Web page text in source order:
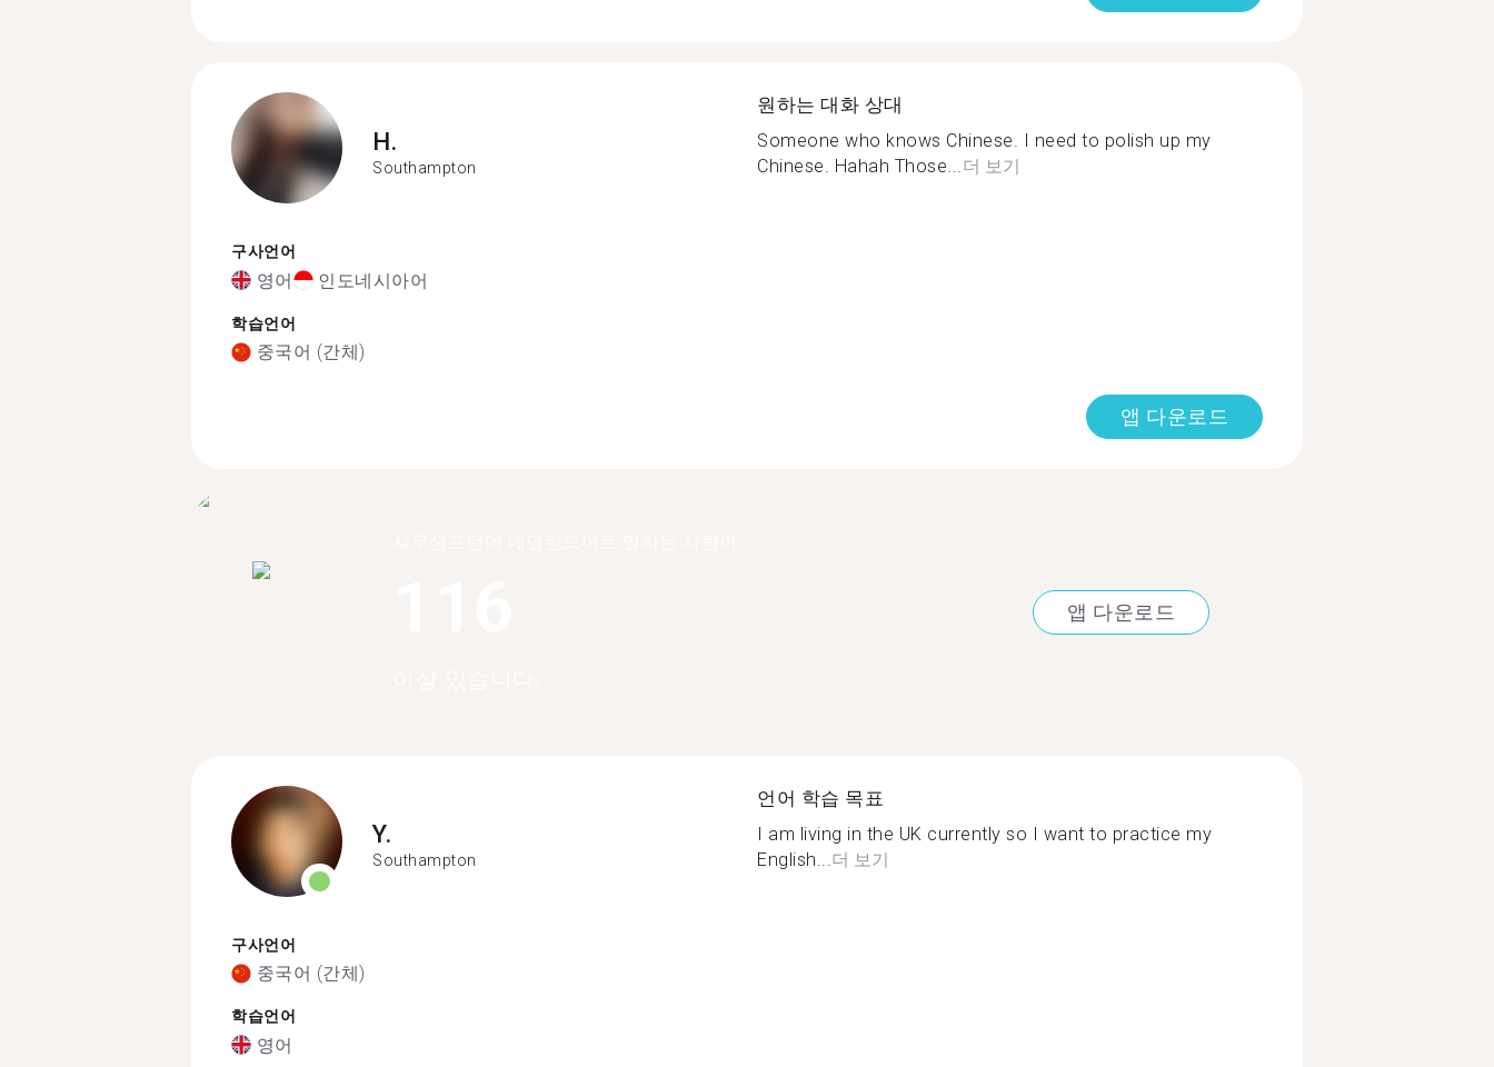
H.
Southampton
구사언어
영어 인도네시아어
학습언어
중국어 (간체)
원하는 대화 상대
Someone who knows Chinese. I need to polish up my
Chinese. Hahah Those...더 보기
앱 다운로드
앱 다운로드
Y.
Southampton
구사언어
중국어 (간체)
학습언어
영어
언어 학습 목표
I am living in the UK currently so I want to practice my
English... 더 보기